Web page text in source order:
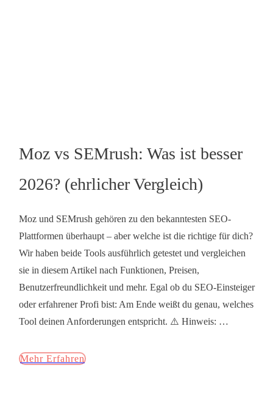
Moz vs SEMrush: Was ist besser
2026? (ehrlicher Vergleich)
Moz und SEMrush gehören zu den bekanntesten SEO-
Plattformen überhaupt – aber welche ist die richtige für dich?
Wir haben beide Tools ausführlich getestet und vergleichen
sie in diesem Artikel nach Funktionen, Preisen,
Benutzerfreundlichkeit und mehr. Egal ob du SEO-Einsteiger
oder erfahrener Profi bist: Am Ende weißt du genau, welches
Tool deinen Anforderungen entspricht. ⚠️ Hinweis: …
Mehr Erfahren